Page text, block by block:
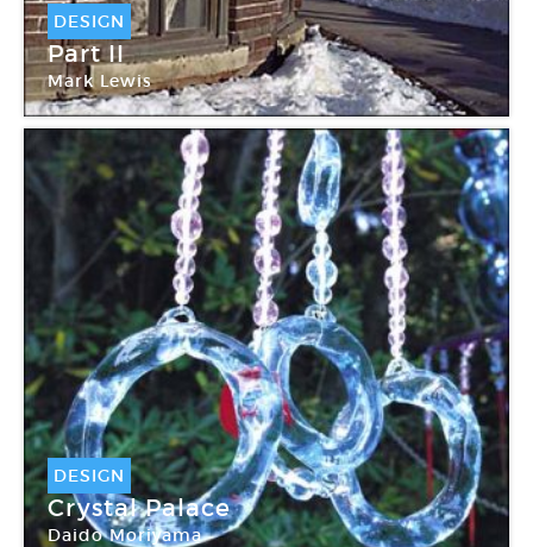
DESIGN
Part II
Mark Lewis
DESIGN
Crystal Palace
Daido Moriyama